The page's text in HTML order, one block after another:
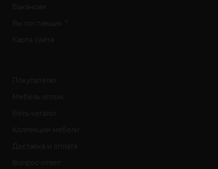
Вакансии
Вы поставщик ?
Карта сайта
Покупателю
Мебель оптом
Весь каталог
Коллекции мебели
Доставка и оплата
Вопрос-ответ